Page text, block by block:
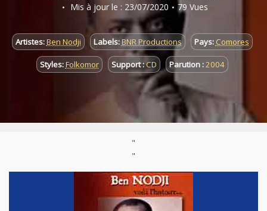
Mis à jour le : 23/07/2020
79 Vues
Artistes:Ben Nodji Labels:BNR Productions Pays: Comores
Styles:Folkomor Support :CD Parution :2004
"
"